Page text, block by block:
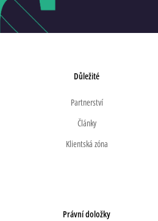
Důležité
Partnerství
Články
Klientská zóna
Právní doložky